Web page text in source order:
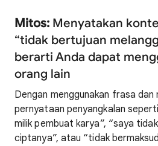
Mitos: Menyatakan
“tidak bertujuan
berarti Anda dapat
orang lain
Dengan menggunakan frasa dan
pernyataan penyangkalan
milik pembuat karya”, “saya
ciptanya”, atau “tidak